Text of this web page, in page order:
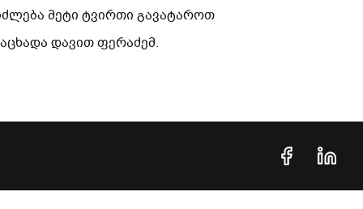
მეტი ტვირთი გავატაროთ
დავით ფერაძემ.